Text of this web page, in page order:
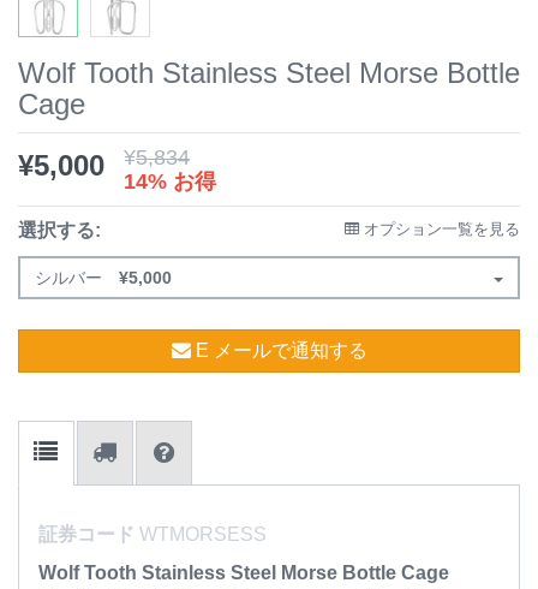
Wolf Tooth Stainless Steel Morse Bottle
Cage
¥5,000 ¥5,834
14% お得
選択する: オプション一覧を見る
シルバー ¥5,000
E メールで通知する
証券コード WTMORSESS
Wolf Tooth Stainless Steel Morse Bottle Cage